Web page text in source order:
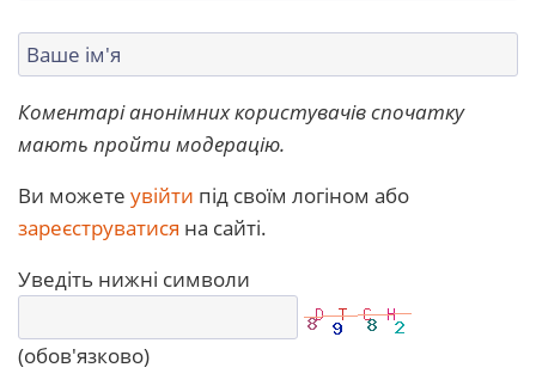
Коментарі анонімних користувачів спочатку
мають пройти модерацію.
Ви можете увійти під своїм логіном або
зареєструватися на сайті.
Уведіть нижні символи
(обов'язково)